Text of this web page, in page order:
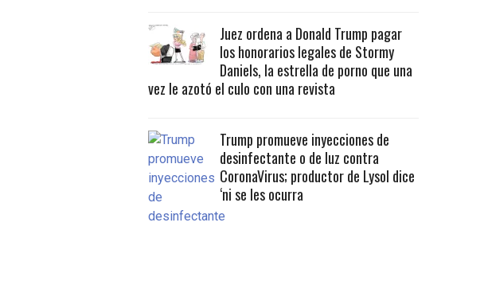
Juez ordena a Donald Trump pagar
los honorarios legales de Stormy
Daniels, la estrella de porno que una
vez le azotó el culo con una revista
Trump promueve inyecciones de
desinfectante o de luz contra
CoronaVirus; productor de Lysol dice
‘ni se les ocurra